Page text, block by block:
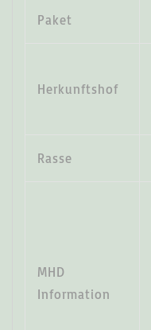
Paket
Herkunftshof
Rasse
MHD
Information